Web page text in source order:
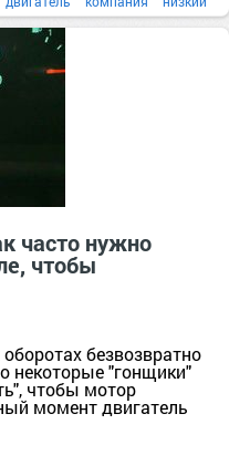
часто нужно
чтобы
безвозвратно
некоторые "гонщики"
чтобы мотор
момент двигатель